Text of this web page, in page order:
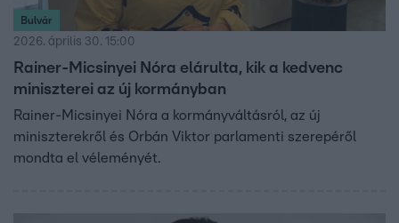
Bulvár
2026. április 30. 15:00
Rainer-Micsinyei Nóra elárulta, kik a kedvenc
miniszterei az új kormányban
Rainer-Micsinyei Nóra a kormányváltásról, az új
miniszterekről és Orbán Viktor parlamenti szerepéről
mondta el véleményét.